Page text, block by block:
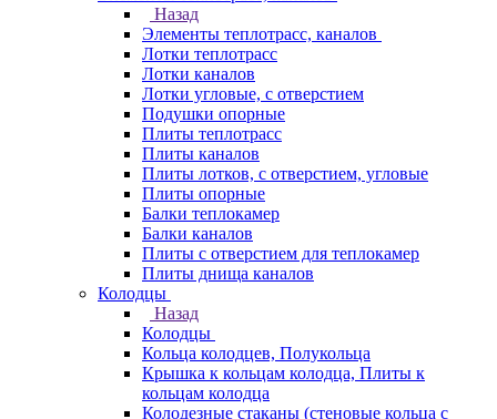
Назад
Элементы теплотрасс, каналов
Лотки теплотрасс
Лотки каналов
Лотки угловые, с отверстием
Подушки опорные
Плиты теплотрасс
Плиты каналов
Плиты лотков, с отверстием, угловые
Плиты опорные
Балки теплокамер
Балки каналов
Плиты с отверстием для теплокамер
Плиты днища каналов
Колодцы
Назад
Колодцы
Кольца колодцев, Полукольца
Крышка к кольцам колодца, Плиты к
кольцам колодца
Колодезные стаканы (стеновые кольца с